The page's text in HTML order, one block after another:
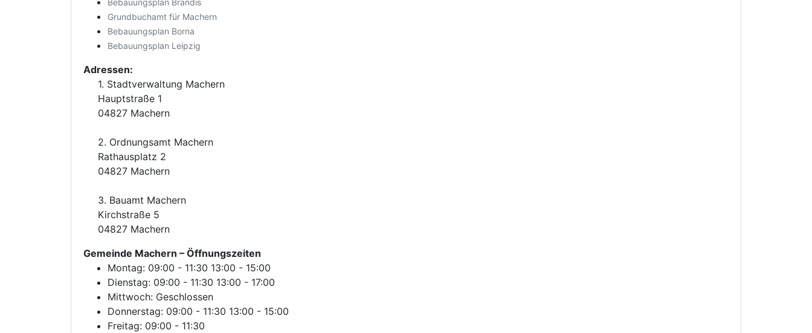
Bebauungsplan Brandis
Grundbuchamt für Machern
Bebauungsplan Borna
Bebauungsplan Leipzig
Adressen:
1. Stadtverwaltung Machern
Hauptstraße 1
04827 Machern
2. Ordnungsamt Machern
Rathausplatz 2
04827 Machern
3. Bauamt Machern
Kirchstraße 5
04827 Machern
Gemeinde Machern – Öffnungszeiten
Montag: 09:00 - 11:30 13:00 - 15:00
Dienstag: 09:00 - 11:30 13:00 - 17:00
Mittwoch: Geschlossen
Donnerstag: 09:00 - 11:30 13:00 - 15:00
Freitag: 09:00 - 11:30